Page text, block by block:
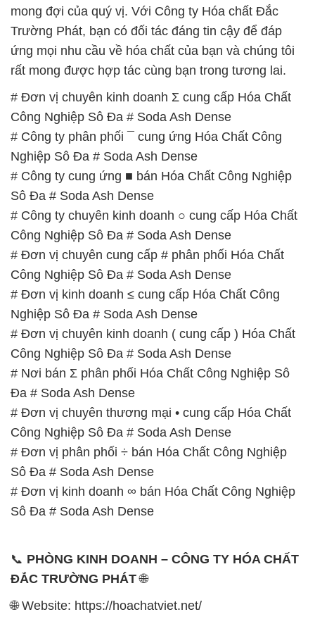
mong đợi của quý vị. Với Công ty Hóa chất Đắc
Trường Phát, bạn có đối tác đáng tin cậy để đáp
ứng mọi nhu cầu về hóa chất của bạn và chúng tôi
rất mong được hợp tác cùng bạn trong tương lai.
# Đơn vị chuyên kinh doanh Σ cung cấp Hóa Chất
Công Nghiệp Sô Đa # Soda Ash Dense
# Công ty phân phối ¯ cung ứng Hóa Chất Công
Nghiệp Sô Đa # Soda Ash Dense
# Công ty cung ứng ■ bán Hóa Chất Công Nghiệp
Sô Đa # Soda Ash Dense
# Công ty chuyên kinh doanh ○ cung cấp Hóa Chất
Công Nghiệp Sô Đa # Soda Ash Dense
# Đơn vị chuyên cung cấp # phân phối Hóa Chất
Công Nghiệp Sô Đa # Soda Ash Dense
# Đơn vị kinh doanh ≤ cung cấp Hóa Chất Công
Nghiệp Sô Đa # Soda Ash Dense
# Đơn vị chuyên kinh doanh ( cung cấp ) Hóa Chất
Công Nghiệp Sô Đa # Soda Ash Dense
# Nơi bán Σ phân phối Hóa Chất Công Nghiệp Sô
Đa # Soda Ash Dense
# Đơn vị chuyên thương mại • cung cấp Hóa Chất
Công Nghiệp Sô Đa # Soda Ash Dense
# Đơn vị phân phối ÷ bán Hóa Chất Công Nghiệp
Sô Đa # Soda Ash Dense
# Đơn vị kinh doanh ∞ bán Hóa Chất Công Nghiệp
Sô Đa # Soda Ash Dense
📞 PHÒNG KINH DOANH – CÔNG TY HÓA CHẤT
ĐẮC TRƯỜNG PHÁT🌐
🌐 Website: https://hoachatviet.net/